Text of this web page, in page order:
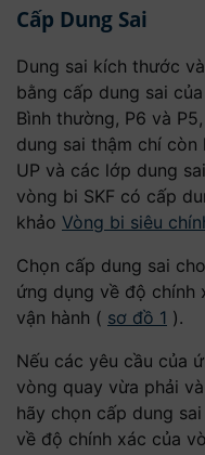
Cấp Dung Sai
Dung sai kích thước
bằng cấp dung sai
Bình thường, P6 và
dung sai thậm chí còn
UP và các lớp dung
vòng bi SKF có cấp
khảo Vòng bi siêu
Chọn cấp dung sai
ứng dụng về độ chính
vận hành ( sơ đồ 1 ).
Nếu các yêu cầu của
vòng quay vừa phải
hãy chọn cấp dung
về độ chính xác của